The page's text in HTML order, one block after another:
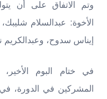
وتم الاتفاق على أن
الأخوة: عبدالسلام
إيناس سدوح، وعبدالكريم
في ختام البوم
المشركين في الدورة،